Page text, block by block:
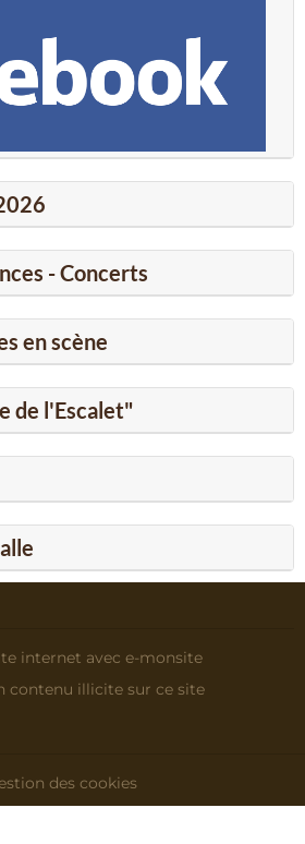
- Concerts
en scène
de l'Escalet"
internet avec e-monsite
contenu illicite sur ce site
des cookies